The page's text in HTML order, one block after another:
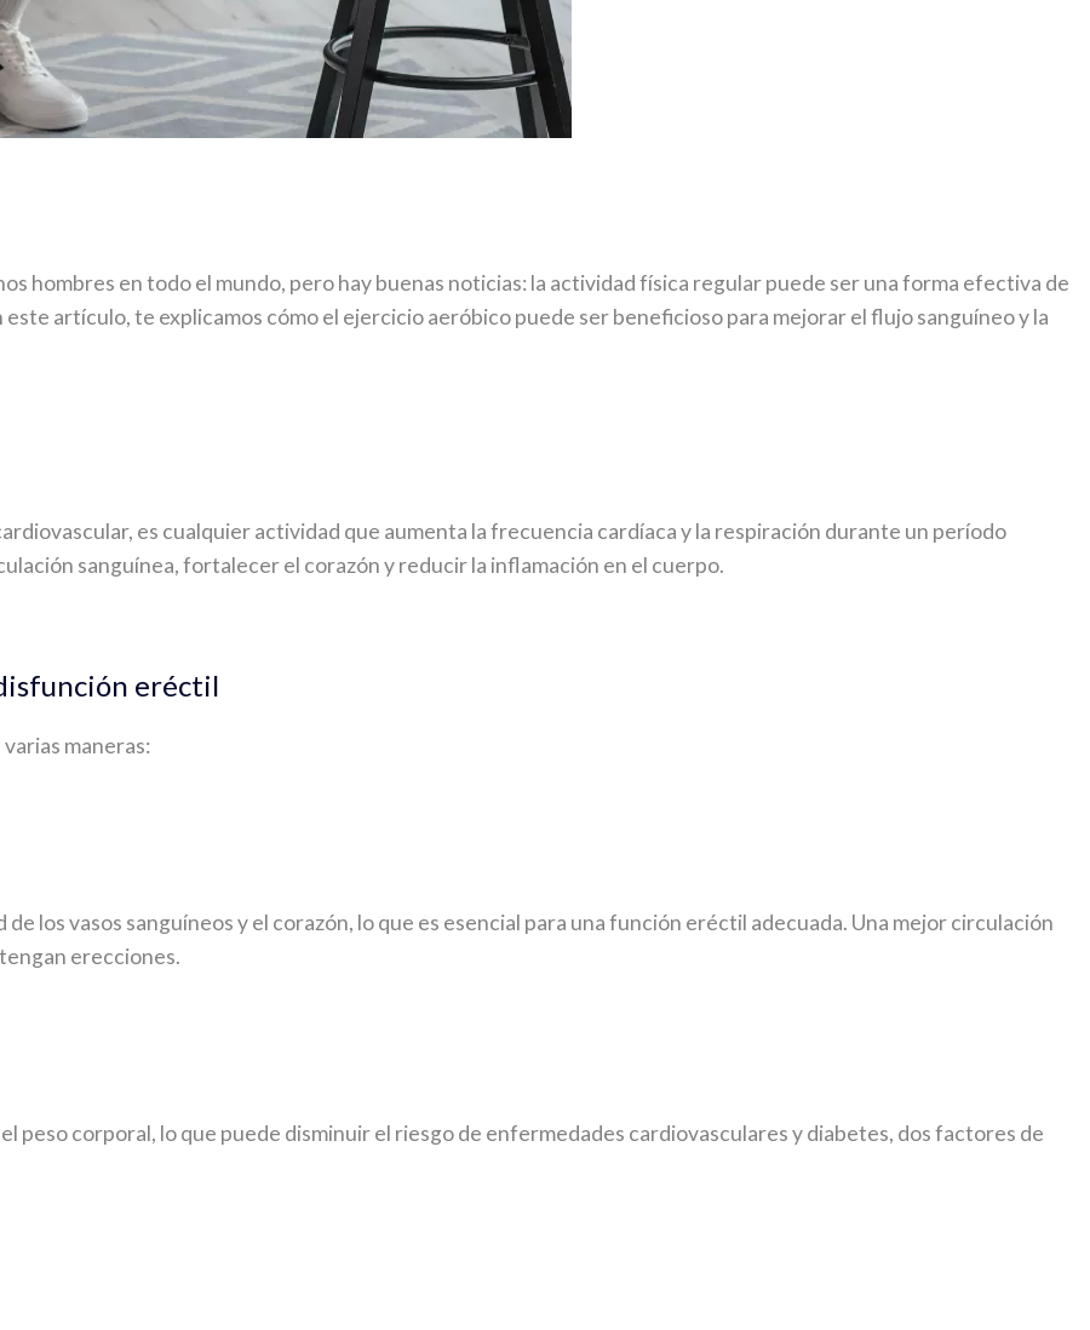
hombres en todo el mundo, pero hay buenas noticias: la actividad física regular puede ser una forma efectiva de
artículo, te explicamos cómo el ejercicio aeróbico puede ser beneficioso para mejorar el flujo sanguíneo y la
es cualquier actividad que aumenta la frecuencia cardíaca y la respiración durante un período
sanguínea, fortalecer el corazón y reducir la inflamación en el cuerpo.
eréctil
maneras:
los vasos sanguíneos y el corazón, lo que es esencial para una función eréctil adecuada. Una mejor circulación
erecciones.
peso corporal, lo que puede disminuir el riesgo de enfermedades cardiovasculares y diabetes, dos factores de